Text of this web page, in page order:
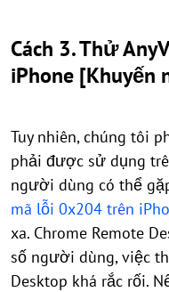
Cách 3. Thử
iPhone [Khuyến
Tuy nhiên, chúng tôi
phải được sử dụng
người dùng có thể
mã lỗi 0x204 trên
xa. Chrome Remote
số người dùng, việc
Desktop khá rắc rối.